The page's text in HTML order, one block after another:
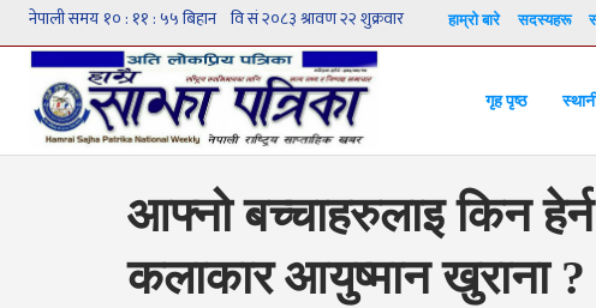
हाम्रो बारे सदस्यहरू
गृह पृष्ठ
आफ्नो बच्चाहरुलाइ किन
कलाकार आयुष्मान खुराना ?